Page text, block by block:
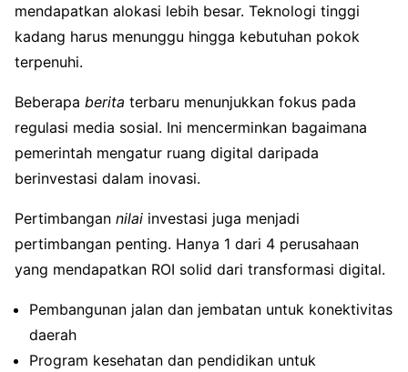
mendapatkan alokasi lebih besar. Teknologi tinggi
kadang harus menunggu hingga kebutuhan pokok
terpenuhi.
Beberapa berita terbaru menunjukkan fokus pada
regulasi media sosial. Ini mencerminkan bagaimana
pemerintah mengatur ruang digital daripada
berinvestasi dalam inovasi.
Pertimbangan nilai investasi juga menjadi
pertimbangan penting. Hanya 1 dari 4 perusahaan
yang mendapatkan ROI solid dari transformasi digital.
Pembangunan jalan dan jembatan untuk konektivitas
daerah
Program kesehatan dan pendidikan untuk